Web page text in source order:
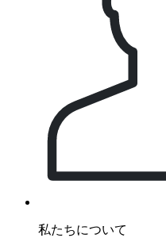
私たちについて